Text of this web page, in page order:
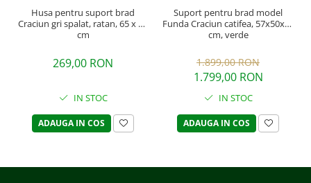
Husa pentru suport brad
Craciun gri spalat, ratan, 65 x 26
cm
269,00 RON
IN STOC
ADAUGA IN COS
Suport pentru brad model
Funda Craciun catifea, 57x50x50
cm, verde
1.899,00 RON
1.799,00 RON
IN STOC
ADAUGA IN COS